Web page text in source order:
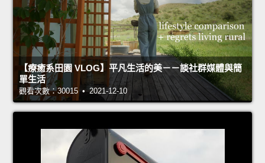
【療癒系田園 VLOG】平凡生活的美－－談社群媒體與簡
單生活
觀看次數：30015 • 2021-12-10